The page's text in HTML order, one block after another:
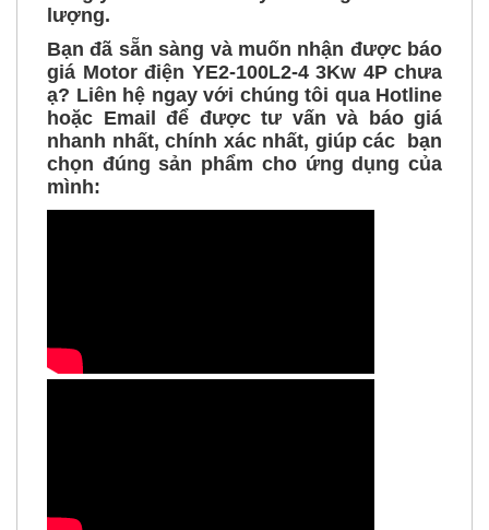
Bạn đã sẵn sàng và muốn nhận được báo
giá Motor điện YE2-100L2-4 3Kw 4Pchưa
ạ? Liên hệ ngay với chúng tôi qua Hotline
hoặc Email để được tư vấn và báo giá
nhanh nhất, chính xác nhất, giúp các bạn
chọn đúng sản phẩm cho ứng dụng của
mình: